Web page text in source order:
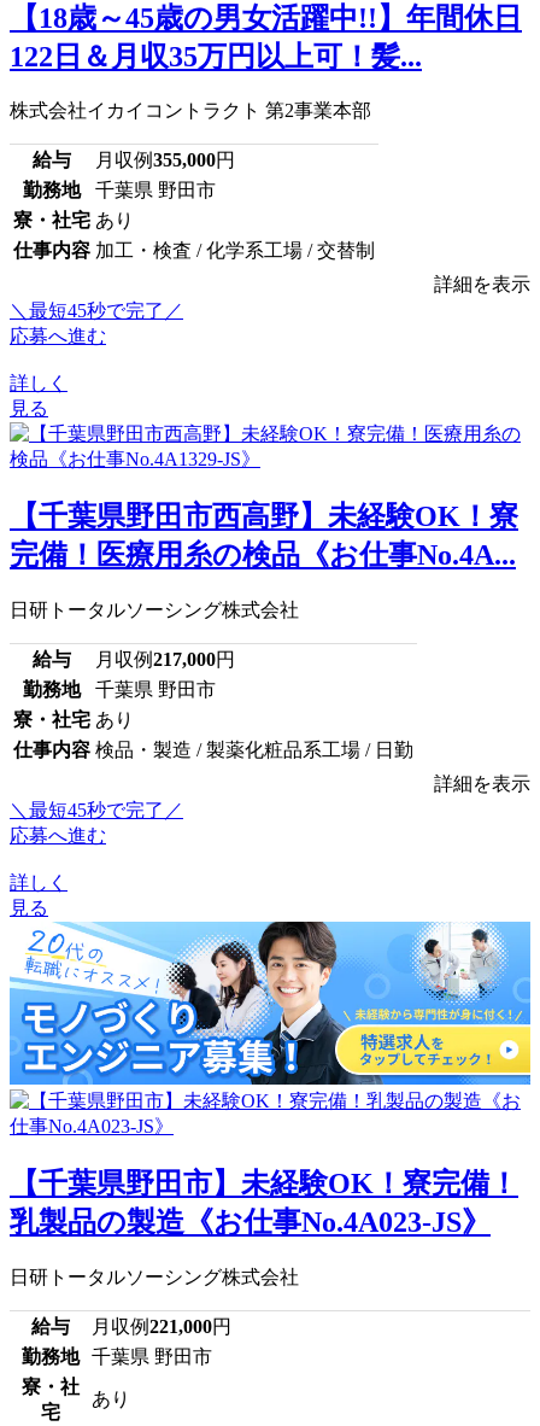
【18歳～45歳の男女活躍中!!】年間休日
122日＆月収35万円以上可！髪...
株式会社イカイコントラクト 第2事業本部
給与 月収例355,000円
勤務地
千葉県 野田市
寮・社宅 あり
仕事内容 加工・検査 / 化学系工場 / 交替制
詳細を表示
＼最短45秒で完了／
応募へ進む
詳しく
見る
【千葉県野田市西高野】未経験OK！寮
完備！医療用糸の検品《お仕事No.4A...
日研トータルソーシング株式会社
給与 月収例217,000円
勤務地
千葉県 野田市
寮・社宅 あり
仕事内容 検品・製造 / 製薬化粧品系工場 / 日勤
詳細を表示
＼最短45秒で完了／
応募へ進む
詳しく
見る
【千葉県野田市】未経験OK！寮完備！
乳製品の製造《お仕事No.4A023-JS》
日研トータルソーシング株式会社
給与 月収例221,000円
勤務地
千葉県 野田市
寮・社
宅
あり